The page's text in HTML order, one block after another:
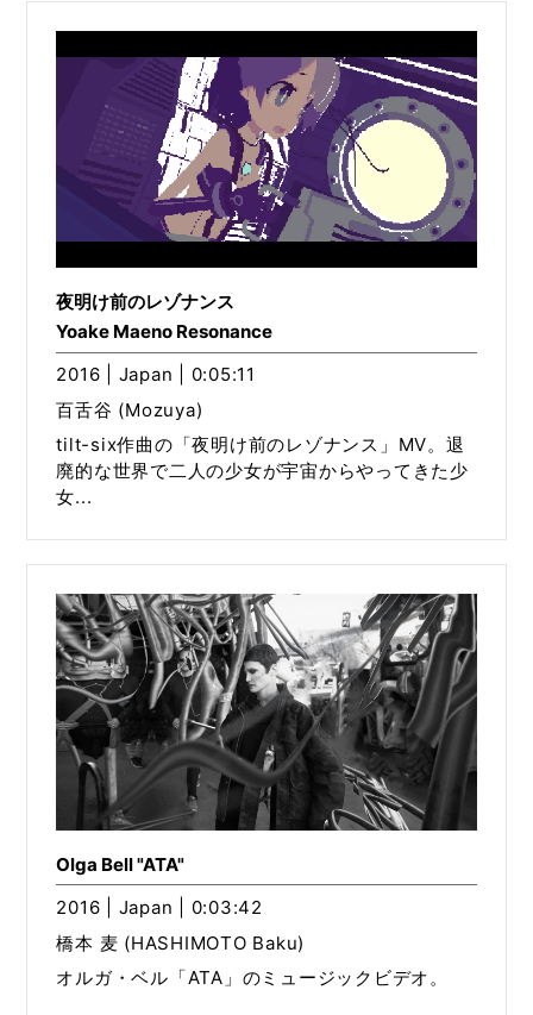
夜明け前のレゾナンス
Yoake Maeno Resonance
2016 | Japan | 0:05:11
百舌谷 (Mozuya)
tilt-six作曲の「夜明け前のレゾナンス」MV。退
廃的な世界で二人の少女が宇宙からやってきた少
女...
Olga Bell "ATA"
2016 | Japan | 0:03:42
橋本 麦 (HASHIMOTO Baku)
オルガ・ベル「ATA」のミュージックビデオ。